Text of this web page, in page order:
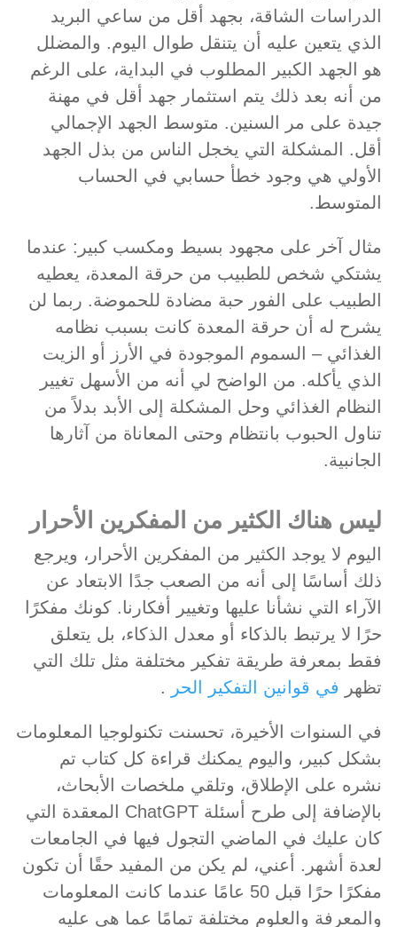
الدراسات الشاقة، بجهد أقل من ساعي البريد
الذي يتعين عليه أن يتنقل طوال اليوم. والمضلل
هو الجهد الكبير المطلوب في البداية، على الرغم
من أنه بعد ذلك يتم استثمار جهد أقل في مهنة
جيدة على مر السنين. متوسط الجهد الإجمالي
أقل. المشكلة التي يخجل الناس من بذل الجهد
الأولي هي وجود خطأ حسابي في الحساب
المتوسط.
مثال آخر على مجهود بسيط ومكسب كبير: عندما
يشتكي شخص للطبيب من حرقة المعدة، يعطيه
الطبيب على الفور حبة مضادة للحموضة. ربما لن
يشرح له أن حرقة المعدة كانت بسبب نظامه
الغذائي – السموم الموجودة في الأرز أو الزيت
الذي يأكله. من الواضح لي أنه من الأسهل تغيير
النظام الغذائي وحل المشكلة إلى الأبد بدلاً من
تناول الحبوب بانتظام وحتى المعاناة من آثارها
الجانبية.
ليس هناك الكثير من المفكرين الأحرار
اليوم لا يوجد الكثير من المفكرين الأحرار، ويرجع
ذلك أساسًا إلى أنه من الصعب جدًا الابتعاد عن
الآراء التي نشأنا عليها وتغيير أفكارنا. كونك مفكرًا
حرًا لا يرتبط بالذكاء أو معدل الذكاء، بل يتعلق
فقط بمعرفة طريقة تفكير مختلفة مثل تلك التي
تظهر في قوانين التفكير الحر .
في السنوات الأخيرة، تحسنت تكنولوجيا المعلومات
بشكل كبير، واليوم يمكنك قراءة كل كتاب تم
نشره على الإطلاق، وتلقي ملخصات الأبحاث،
بالإضافة إلى طرح أسئلة ChatGPT المعقدة التي
كان عليك في الماضي التجول فيها في الجامعات
لعدة أشهر. أعني، لم يكن من المفيد حقًا أن تكون
مفكرًا حرًا قبل 50 عامًا عندما كانت المعلومات
والمعرفة والعلوم مختلفة تمامًا عما هي عليه